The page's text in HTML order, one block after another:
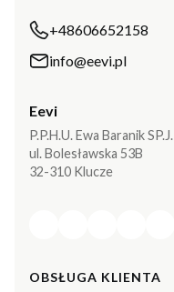
+48606652158
info@eevi.pl
Eevi
P.P.H.U. Ewa Baranik SP.J.
ul. Bolesławska 53B
32-310 Klucze
Linki w stopce
OBSŁUGA KLIENTA